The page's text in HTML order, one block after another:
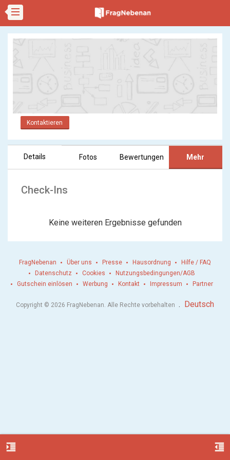
Kontaktieren
Details Fotos Bewertungen Mehr
Check-Ins
Keine weiteren Ergebnisse gefunden
format_indent_increase format_indent_decrease
FragNebenan Über uns Presse Hausordnung
Hilfe / FAQ
Datenschutz
Cookies
Nutzungsbedingungen/AGB
Gutschein einlösen
Werbung Kontakt Impressum Partner
Copyright © 2026 FragNebenan. Alle Rechte vorbehalten . Deutsch